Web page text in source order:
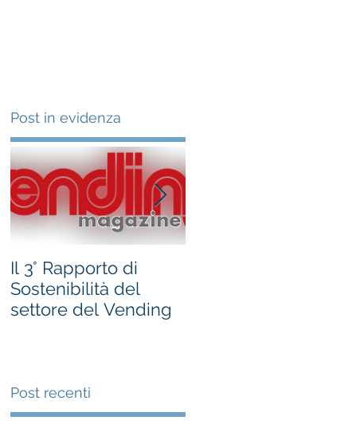
Post in evidenza
Il 3° Rapporto di
Sostenibilità del
settore del Vending
Post recenti